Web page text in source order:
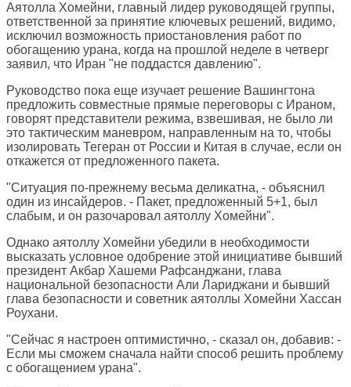
Аятолла Хомейни, главный лидер руководящей группы,
ответственной за принятие ключевых решений, видимо,
исключил возможность приостановления работ по
обогащению урана, когда на прошлой неделе в четверг
заявил, что Иран "не поддастся давлению".
Руководство пока еще изучает решение Вашингтона
предложить совместные прямые переговоры с Ираном,
говорят представители режима, взвешивая, не было ли
это тактическим маневром, направленным на то, чтобы
изолировать Тегеран от России и Китая в случае, если он
откажется от предложенного пакета.
"Ситуация по-прежнему весьма деликатна, - объяснил
один из инсайдеров. - Пакет, предложенный 5+1, был
слабым, и он разочаровал аятоллу Хомейни".
Однако аятоллу Хомейни убедили в необходимости
высказать условное одобрение этой инициативе бывший
президент Акбар Хашеми Рафсанджани, глава
национальной безопасности Али Лариджани и бывший
глава безопасности и советник аятоллы Хомейни Хассан
Роухани.
"Сейчас я настроен оптимистично, - сказал он, добавив: -
Если мы сможем сначала найти способ решить проблему
с обогащением урана".